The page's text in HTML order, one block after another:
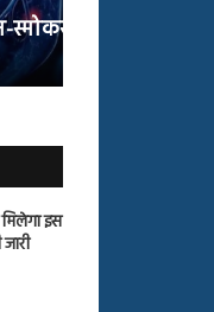
भी
50%
तक
बढ़ी
इस